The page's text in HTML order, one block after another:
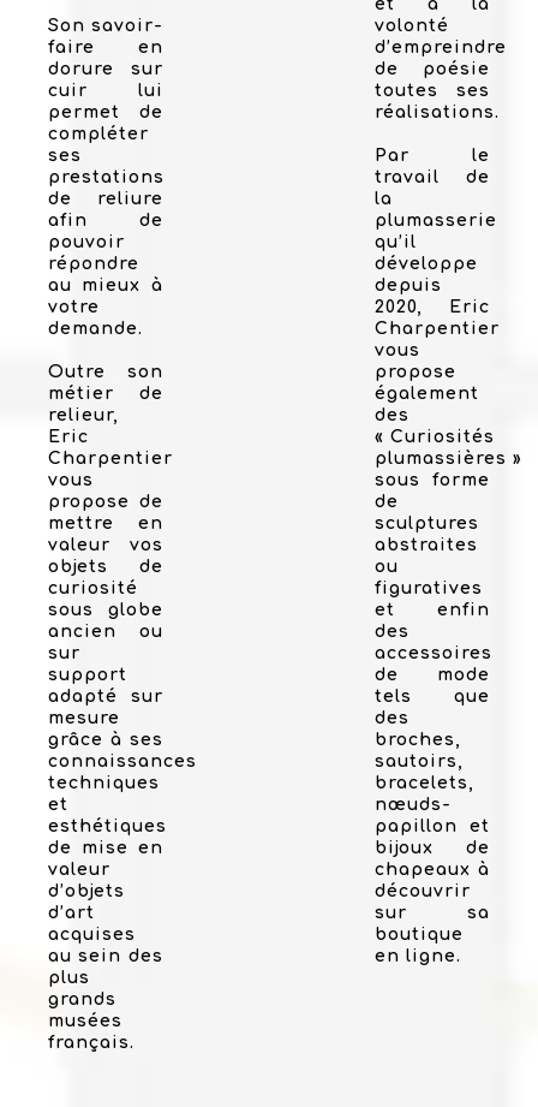
Son savoir-
faire en
dorure sur
cuir lui
permet de
compléter
ses
prestations
de reliure
afin de
pouvoir
répondre
au mieux à
votre
demande.
Outre son
métier de
relieur,
Eric
Charpentier
vous
propose de
mettre en
valeur vos
objets de
curiosité
sous globe
ancien ou
sur
support
adapté sur
mesure
grâce à ses
connaissances
techniques
et
esthétiques
de mise en
valeur
d’objets
d’art
acquises
au sein des
plus
grands
musées
français.
et a la
volonté
d’empreindre
de poésie
toutes ses
réalisations.
Par le
travail de
la
plumasserie
qu’il
développe
depuis
2020, Eric
Charpentier
vous
propose
également
des
« Curiosités
plumassières »
sous forme
de
sculptures
abstraites
ou
figuratives
et enfin
des
accessoires
de mode
tels que
des
broches,
sautoirs,
bracelets,
nœuds-
papillon et
bijoux de
chapeaux à
découvrir
sur sa
boutique
en ligne.